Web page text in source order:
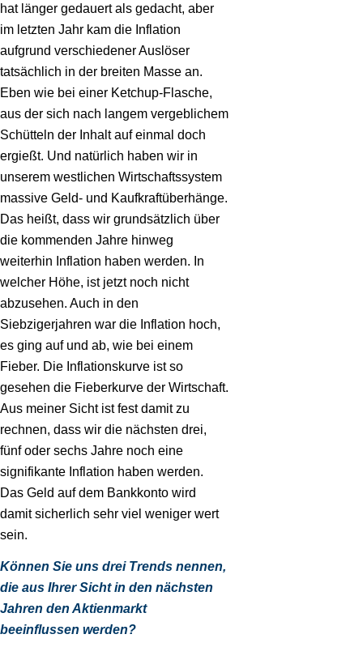
hat länger gedauert als gedacht, aber
im letzten Jahr kam die Inflation
aufgrund verschiedener Auslöser
tatsächlich in der breiten Masse an.
Eben wie bei einer Ketchup-Flasche,
aus der sich nach langem vergeblichem
Schütteln der Inhalt auf einmal doch
ergießt. Und natürlich haben wir in
unserem westlichen Wirtschaftssystem
massive Geld- und Kaufkraftüberhänge.
Das heißt, dass wir grundsätzlich über
die kommenden Jahre hinweg
weiterhin Inflation haben werden. In
welcher Höhe, ist jetzt noch nicht
abzusehen. Auch in den
Siebzigerjahren war die Inflation hoch,
es ging auf und ab, wie bei einem
Fieber. Die Inflationskurve ist so
gesehen die Fieberkurve der Wirtschaft.
Aus meiner Sicht ist fest damit zu
rechnen, dass wir die nächsten drei,
fünf oder sechs Jahre noch eine
signifikante Inflation haben werden.
Das Geld auf dem Bankkonto wird
damit sicherlich sehr viel weniger wert
sein.
Können Sie uns drei Trends nennen,
die aus Ihrer Sicht in den nächsten
Jahren den Aktienmarkt
beeinflussen werden?